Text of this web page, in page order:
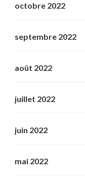
octobre 2022
septembre 2022
août 2022
juillet 2022
juin 2022
mai 2022